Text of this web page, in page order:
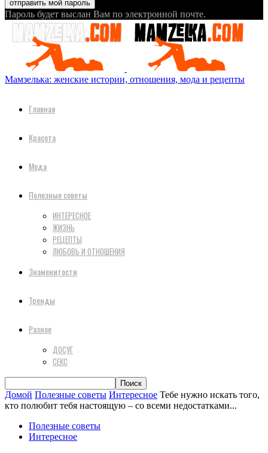
Пароль будет выслан Вам по электронной почте.
Мамзелька: женские истории, отношения, мода и рецепты
Главная
Красота
Мода
Полезные советы
ИНТЕРЕСНОЕ
ЖИЗНЬ
РЕЦЕПТЫ
ЛЮБОВЬ И ОТНОШЕНИЯ
Знаменитости
Тренды
Разное
ДОСУГ
СЕКС
Домой Полезные советы Интересное Тебе нужно искать того,
кто полюбит тебя настоящую – со всеми недостатками...
Полезные советы
Интересное